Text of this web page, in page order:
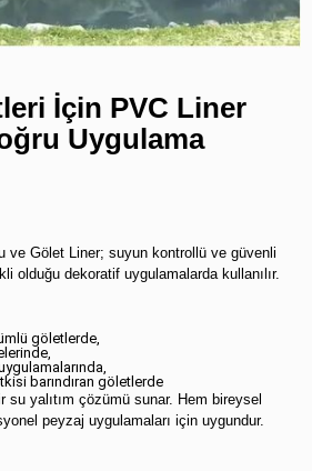
İçin PVC Liner
Uygulama
ve Gölet Liner; suyun kontrollü ve güvenli
olduğu dekoratif uygulamalarda kullanılır.
göletlerde,
barındıran göletlerde
su yalıtım çözümü sunar. Hem bireysel
peyzaj uygulamaları için uygundur.